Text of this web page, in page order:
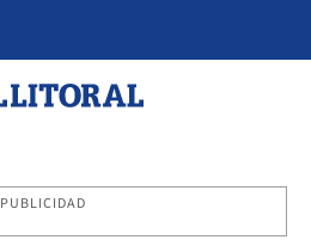
PUBLICIDAD